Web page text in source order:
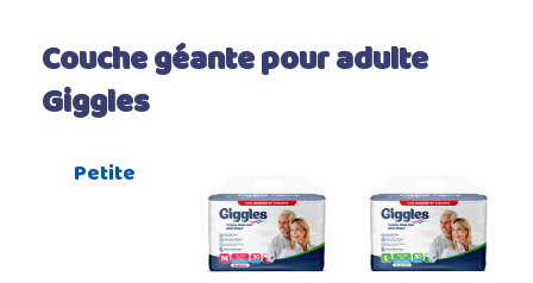
Couche géante pour adulte
Giggles
Petite